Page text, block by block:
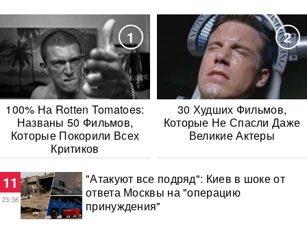
1
100% На Rotten Tomatoes:
Названы 50 Фильмов,
Которые Покорили Всех
Критиков
2
30 Худших Фильмов,
Которые Не Спасли Даже
Великие Актеры
11
23:38
"Атакуют все подряд": Киев в шоке от
ответа Москвы на "операцию
принуждения"